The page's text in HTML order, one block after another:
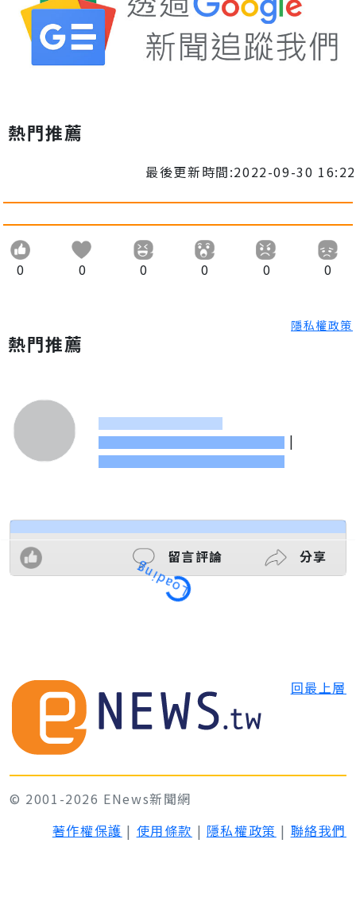
熱門推薦
最後更新時間:2022-09-30 16:22
0 0 0 0 0 0
隱私權政策
熱門推薦
|
留言評論 分享
Loading
回最上層
© 2001-2026 ENews新聞網
著作權保護 | 使用條款 | 隱私權政策 | 聯絡我們